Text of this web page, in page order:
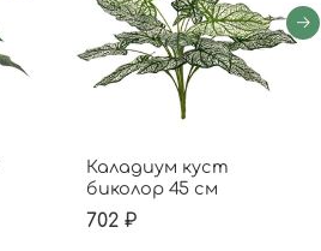
Каладиум куст
биколор 45 см
702 ₽